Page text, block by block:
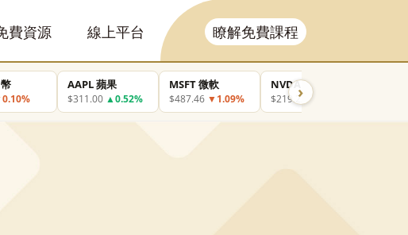
費資源 線上平台 瞭解免費課程
AAPL 蘋果
$311.00 ▲0.52%
MSFT 微軟
$487.46 ▼1.09%
NVDA 輝達
$219.22▲3.43%
›